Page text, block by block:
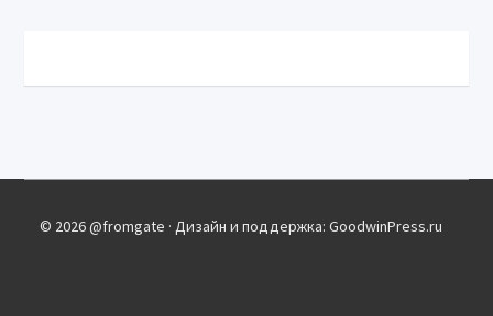
© 2026 @fromgate · Дизайн и поддержка: GoodwinPress.ru